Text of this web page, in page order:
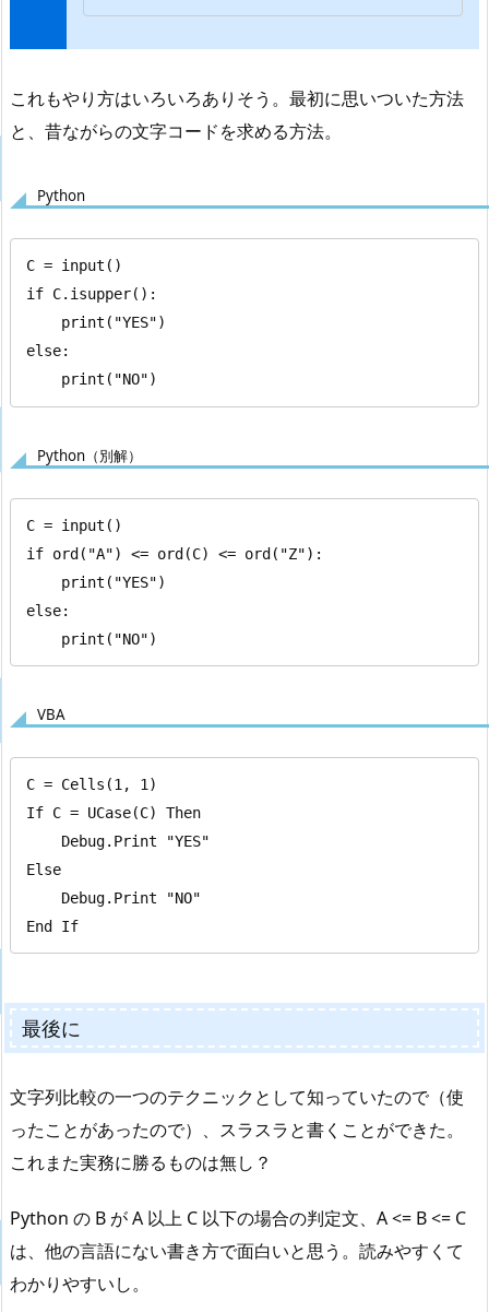
これもやり方はいろいろありそう。最初に思いついた方法
と、昔ながらの文字コードを求める方法。
Python
C = input()
if C.isupper():
else:
    print("NO")
Python（別解）
C = input()
if ord("A") <= ord(C) <= ord("Z"):
else:
    print("NO")
VBA
C = Cells(1, 1)
If C = UCase(C) Then
Else
End If
最後に
文字列比較の一つのテクニックとして知っていたので（使
ったことがあったので）、スラスラと書くことができた。
これまた実務に勝るものは無し？
Python の B が A 以上 C 以下の場合の判定文、A <= B <= C
は、他の言語にない書き方で面白いと思う。読みやすくて
わかりやすいし。